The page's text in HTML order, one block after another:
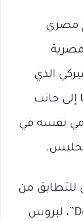
مصري
الذي
إلى جانب
نفسه في
من
الفيلم الأميركي ” Double Jeopardy”، لبروس